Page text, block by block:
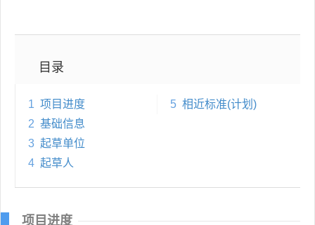
目录
1 项目进度
2 基础信息
3 起草单位
4 起草人
5 相近标准(计划)
项目进度